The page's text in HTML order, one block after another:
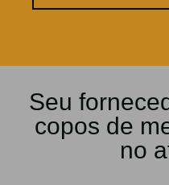
Seu
copos de
no